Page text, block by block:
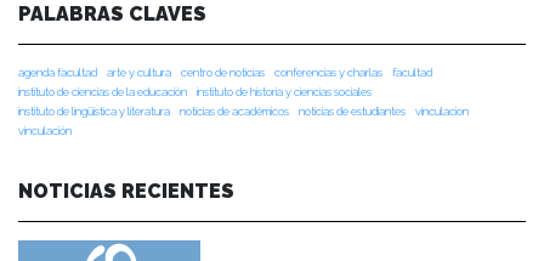
PALABRAS CLAVES
agenda facultad arte y cultura centro de noticias conferencias y charlas
facultad
instituto de ciencias de la educación
instituto de historia y ciencias sociales
instituto de lingüística y literatura
noticias de académicos noticias de estudiantes
vinculacion
vinculación
NOTICIAS RECIENTES